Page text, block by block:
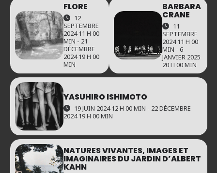
FLORE
12
SEPTEMBRE
2024 11 H 00
MIN - 21
DÉCEMBRE
2024 19 H 00
MIN
BARBARA
CRANE
11
SEPTEMBRE
2024 11 H 00
MIN - 6
JANVIER 2025
20 H 00 MIN
YASUHIRO ISHIMOTO
19 JUIN 2024 12 H 00 MIN - 22 DÉCEMBRE
2024 19 H 00 MIN
NATURES VIVANTES, IMAGES ET
IMAGINAIRES DU JARDIN D’ALBERT
KAHN